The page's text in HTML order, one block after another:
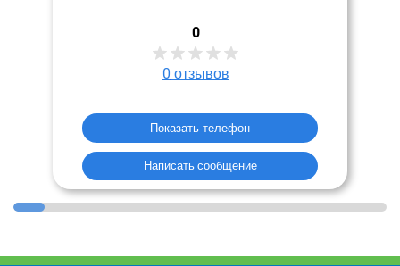
0
0 отзывов
Показать телефон
Написать сообщение